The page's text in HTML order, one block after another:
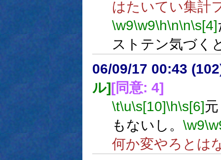
はたいてい集計
\w9\w9\h\n\n\s[4]
ストテン気づく
06/09/17 00:43
ル][同意: 4]
\t\u\s[10]\h\s[6]
もないし。 \w9
何か変やろとは